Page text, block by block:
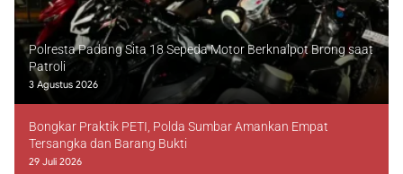
Polresta Padang Sita 18 Sepeda Motor Berknalpot Brong saat
Patroli
3 Agustus 2026
Bongkar Praktik PETI, Polda Sumbar Amankan Empat
Tersangka dan Barang Bukti
29 Juli 2026